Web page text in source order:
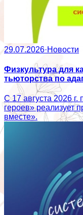
29.07.2026·Новости
Физкультура для
тьюторства по
С 17 августа 2026
героев» реализует
вместе».